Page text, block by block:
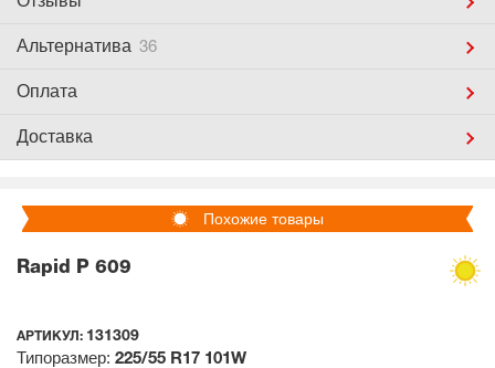
Альтернатива 36
Оплата
Доставка
Похожие товары
Rapid P 609
АРТИКУЛ: 131309
Типоразмер: 225/55 R17 101W